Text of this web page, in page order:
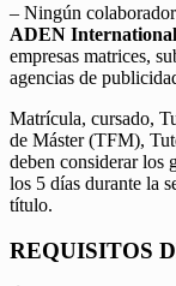
– Ningún
ADEN International
empresas matrices,
agencias de
Matrícula, cursado,
de Máster (TFM),
deben considerar los
los 5 días durante la
título.
REQUISITOS